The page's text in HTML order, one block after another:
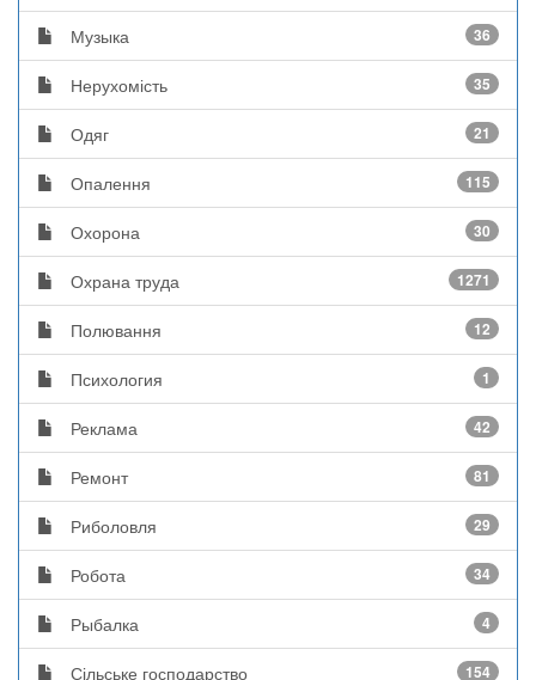
Музыка 36
Нерухомість 35
Одяг 21
Опалення 115
Охорона 30
Охрана труда 1271
Полювання 12
Психология 1
Реклама 42
Ремонт 81
Риболовля 29
Робота 34
Рыбалка 4
Сільське господарство 154